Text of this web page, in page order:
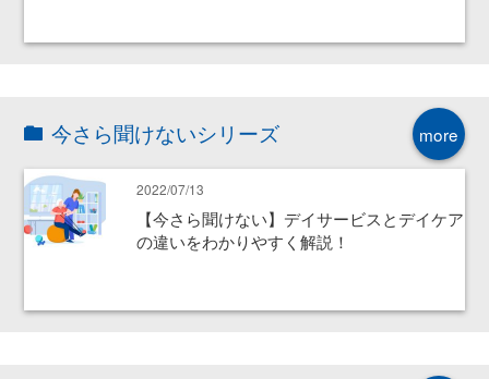
more
今さら聞けないシリーズ
2022/07/13
【今さら聞けない】デイサービスとデイケア
の違いをわかりやすく解説！